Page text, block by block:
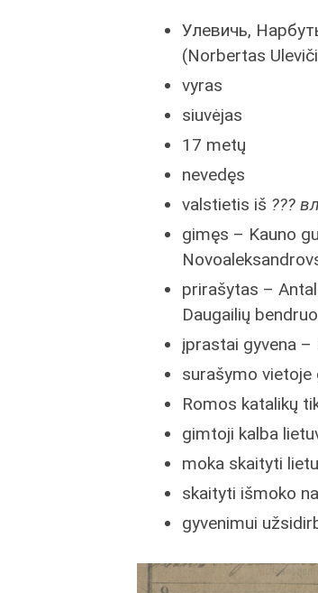
Улевичь,
(Norbertas
vyras
siuvėjas
17 metų
nevedęs
valstietis iš ???
gimęs – Kauno
prirašytas –
Daugailių
įprastai gyvena –
surašymo vietoje
Romos katalikų
gimtoji kalba
moka skaityti
skaityti išmoko
gyvenimui